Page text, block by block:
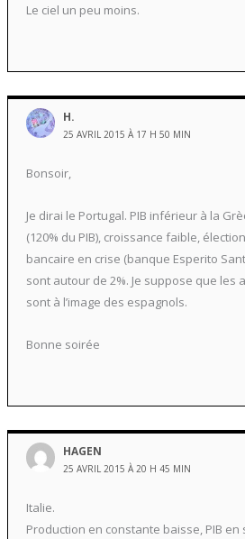
Le ciel un peu moins.
H.
25 AVRIL 2015 À 17 H 50 MIN
Bonsoir,
Je dirai le Portugal. PIB inférieur à la
(120% du PIB), croissance faible,
bancaire en crise (banque Esperito
sont autour de 2%. Je suppose que les
sont à l’image des espagnols.
Bonne soirée
HAGEN
25 AVRIL 2015 À 20 H 45 MIN
Italie.
Production en constante baisse, PIB